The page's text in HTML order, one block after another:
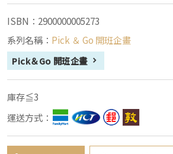
ISBN：2900000005273
系列名稱： Pick ＆ Go 開班企畫
Pick＆Go 開班企畫
庫存≦3
運送方式：